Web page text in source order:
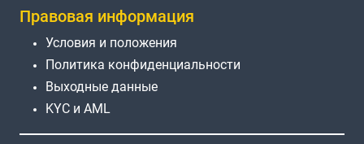
Правовая информация
Условия и положения
Политика конфиденциальности
Выходные данные
KYC и AML